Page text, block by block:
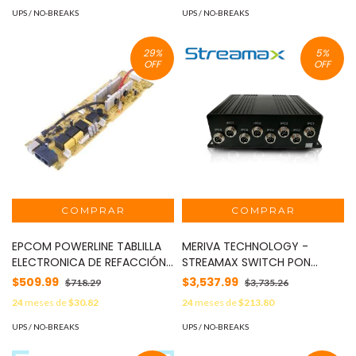
UPS / NO-BREAKS
Protección RJ45 MOD:
UPS / NO-BREAKS
29%
OFF
EPCOM POWERLINE TABLILLA
ELECTRONICA DE REFACCIÓN
PARA UPS MODELO EP-650
MOD: EP-650PCB
$509.99 $718.29
24meses de$30.82
UPS / NO-BREAKS
5%
OFF
MERIVA TECHNOLOGY -
STREAMAX SWITCH PON
MOVIL MERIVA STREAMAX
MSWITCH / 8 PUERTOS /
CAMARAS IPC DIN DE 6PIN / 8-
36 VCD / CARCASA DE ALTA
$3,537.99 $3,735.26
24meses de$213.80
UPS / NO-BREAKS